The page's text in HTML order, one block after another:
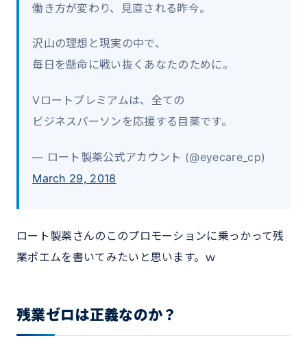
働き方が変わり、見直される昨今。
沢山の理想と現実の中で、
毎日を懸命に戦い抜くあなたのために。
Vロートプレミアムは、全ての
ビジネスパーソンを応援する目薬です。
— ロート製薬公式アカウント (@eyecare_cp)
March 29, 2018
ロート製薬さんのこのプロモーションに乗っかって残
業ポエムを書いてみたいと思います。ｗ
残業ゼロは正義なのか？